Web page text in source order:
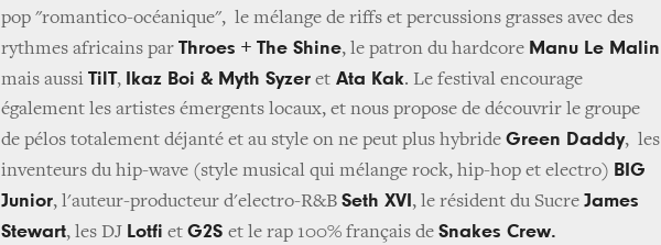
pop "romantico-océanique", le mélange de riffs et percussions grasses avec des
rythmes africains par Throes + The Shine, le patron du hardcore Manu Le Malin
mais aussi TilT, Ikaz Boi & Myth Syzer et Ata Kak. Le festival encourage
également les artistes émergents locaux, et nous propose de découvrir le groupe
de pélos totalement déjanté et au style on ne peut plus hybride Green Daddy, les
inventeurs du hip-wave (style musical qui mélange rock, hip-hop et electro) BIG
Junior, l'auteur-producteur d'electro-R&B Seth XVI , le résident du Sucre James
Stewart, les DJ Lotfi et G2S et le rap 100% français de Snakes Crew.